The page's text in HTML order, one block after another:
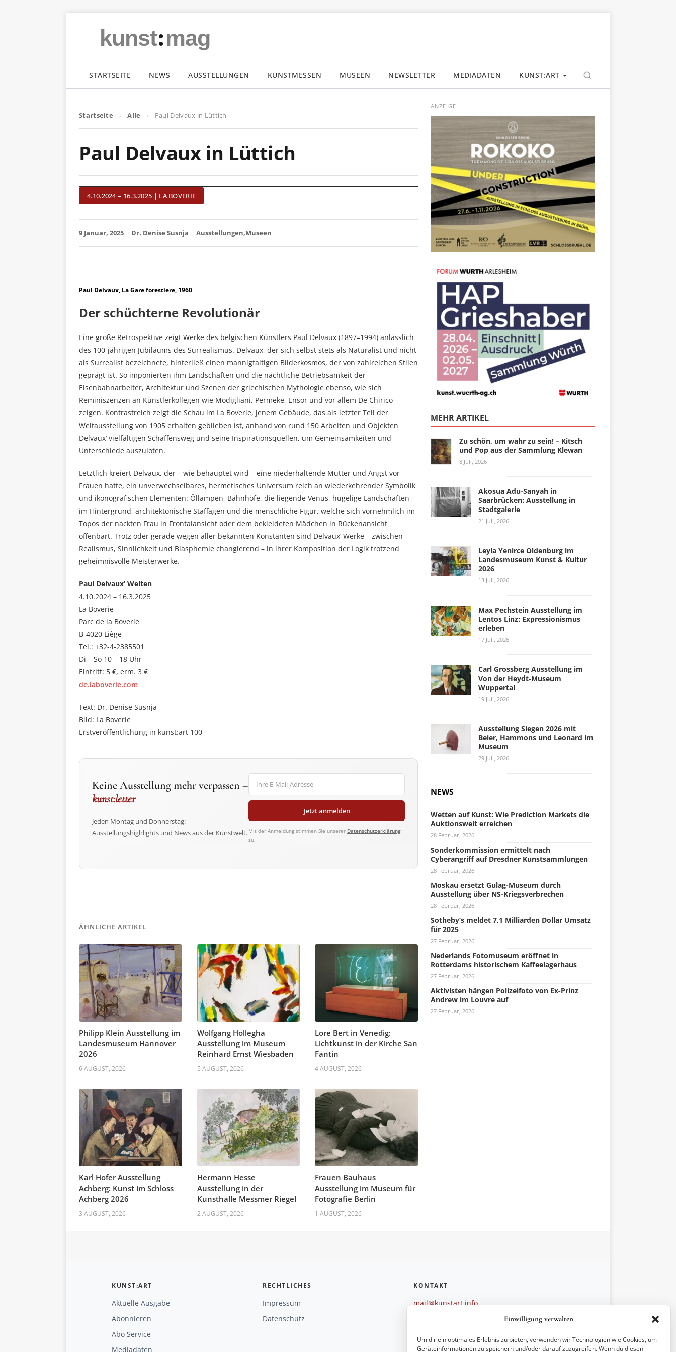
Einwilligung verwalten
Um dir ein optimales Erlebnis zu bieten, verwenden wir Technologien wie Cookies, um
Geräteinformationen zu speichern und/oder darauf zuzugreifen. Wenn du diesen
kunst:mag
STARTSEITE NEWS AUSSTELLUNGEN KUNSTMESSEN MUSEEN NEWSLETTER MEDIADATEN KUNST:ART
Startseite Alle Paul Delvaux in Lüttich
Paul Delvaux in Lüttich
4.10.2024 – 16.3.2025 | LA BOVERIE
9 Januar, 2025 Dr. Denise Susnja Ausstellungen Museen
Paul Delvaux, La Gare forestiere, 1960
Der schüchterne Revolutionär
Eine große Retrospektive zeigt Werke des belgischen Künstlers Paul Delvaux (1897–1994) anlässlich
des 100-jährigen Jubiläums des Surrealismus. Delvaux, der sich selbst stets als Naturalist und nicht
als Surrealist bezeichnete, hinterließ einen mannigfaltigen Bilderkosmos, der von zahlreichen Stilen
geprägt ist. So imponierten ihm Landschaften und die nächtliche Betriebsamkeit der
Eisenbahnarbeiter, Architektur und Szenen der griechischen Mythologie ebenso, wie sich
Reminiszenzen an Künstlerkollegen wie Modigliani, Permeke, Ensor und vor allem De Chirico
zeigen. Kontrastreich zeigt die Schau im La Boverie, jenem Gebäude, das als letzter Teil der
Weltausstellung von 1905 erhalten geblieben ist, anhand von rund 150 Arbeiten und Objekten
Delvaux‘ vielfältigen Schaffensweg und seine Inspirationsquellen, um Gemeinsamkeiten und
Unterschiede auszuloten.
Letztlich kreiert Delvaux, der – wie behauptet wird – eine niederhaltende Mutter und Angst vor
Frauen hatte, ein unverwechselbares, hermetisches Universum reich an wiederkehrender Symbolik
und ikonografischen Elementen: Öllampen, Bahnhöfe, die liegende Venus, hügelige Landschaften
im Hintergrund, architektonische Staffagen und die menschliche Figur, welche sich vornehmlich im
Topos der nackten Frau in Frontalansicht oder dem bekleideten Mädchen in Rückenansicht
offenbart. Trotz oder gerade wegen aller bekannten Konstanten sind Delvaux‘ Werke – zwischen
Realismus, Sinnlichkeit und Blasphemie changierend – in ihrer Komposition der Logik trotzend
geheimnisvolle Meisterwerke.
Paul Delvaux’ Welten
4.10.2024 – 16.3.2025
La Boverie
Parc de la Boverie
B-4020 Liège
Tel.: +32-4-2385501
Di – So 10 – 18 Uhr
Eintritt: 5 €, erm. 3 €
de.laboverie.com
Text: Dr. Denise Susnja
Bild: La Boverie
Erstveröffentlichung in kunst:art 100
Keine Ausstellung mehr verpassen –
kunst:letter
Jeden Montag und Donnerstag:
Ausstellungshighlights und News aus der Kunstwelt.
Jetzt anmelden
Mit der Anmeldung stimmen Sie unserer Datenschutzerklärung
zu.
ÄHNLICHE ARTIKEL
Philipp Klein Ausstellung im
Landesmuseum Hannover
2026
6 AUGUST, 2026
Wolfgang Hollegha
Ausstellung im Museum
Reinhard Ernst Wiesbaden
5 AUGUST, 2026
Lore Bert in Venedig:
Lichtkunst in der Kirche San
Fantin
4 AUGUST, 2026
Karl Hofer Ausstellung
Achberg: Kunst im Schloss
Achberg 2026
3 AUGUST, 2026
Hermann Hesse
Ausstellung in der
Kunsthalle Messmer Riegel
2 AUGUST, 2026
Frauen Bauhaus
Ausstellung im Museum für
Fotografie Berlin
1 AUGUST, 2026
ANZEIGE
MEHR ARTIKEL
Zu schön, um wahr zu sein! – Kitsch
und Pop aus der Sammlung Klewan
8 Juli, 2026
Akosua Adu-Sanyah in
Saarbrücken: Ausstellung in
Stadtgalerie
21 Juli, 2026
Leyla Yenirce Oldenburg im
Landesmuseum Kunst & Kultur
2026
13 Juli, 2026
Max Pechstein Ausstellung im
Lentos Linz: Expressionismus
erleben
17 Juli, 2026
Carl Grossberg Ausstellung im
Von der Heydt-Museum
Wuppertal
19 Juli, 2026
Ausstellung Siegen 2026 mit
Beier, Hammons und Leonard im
Museum
29 Juli, 2026
NEWS
Wetten auf Kunst: Wie Prediction Markets die
Auktionswelt erreichen
28 Februar, 2026
Sonderkommission ermittelt nach
Cyberangriff auf Dresdner Kunstsammlungen
28 Februar, 2026
Moskau ersetzt Gulag-Museum durch
Ausstellung über NS-Kriegsverbrechen
28 Februar, 2026
Sotheby’s meldet 7,1 Milliarden Dollar Umsatz
für 2025
27 Februar, 2026
Nederlands Fotomuseum eröffnet in
Rotterdams historischem Kaffeelagerhaus
27 Februar, 2026
Aktivisten hängen Polizeifoto von Ex-Prinz
Andrew im Louvre auf
27 Februar, 2026
KUNST:ART
Aktuelle Ausgabe
Abonnieren
Abo Service
Mediadaten
RECHTLICHES
Impressum
Datenschutz
KONTAKT
mail@kunstart.info